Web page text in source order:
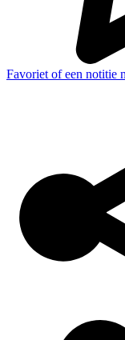
Favoriet of een notitie